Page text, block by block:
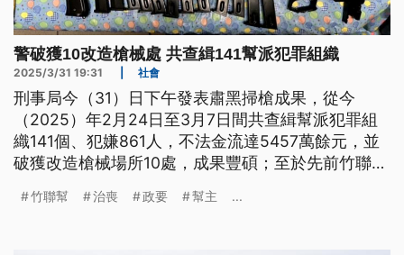
警破獲10改造槍械處 共查緝141幫派犯罪組織
2025/3/31 19:31 社會
刑事局今（31）日下午發表肅黑掃槍成果，從今
（2025）年2月24日至3月7日間共查緝幫派犯罪組
織141個、犯嫌861人，不法金流達5457萬餘元，並
破獲改造槍械場所10處，成果豐碩；至於先前竹聯幫
名屬於個人行為，但如有不法警方都會依法究辦。
竹聯幫 治喪 政要 幫主 ...